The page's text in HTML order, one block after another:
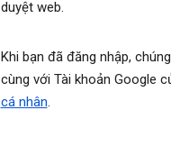
duyệt web.
Khi bạn đã đăng nhập,
cùng với Tài khoản Google
cá nhân.